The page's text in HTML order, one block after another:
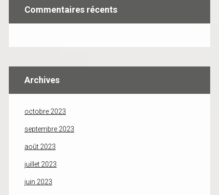
Commentaires récents
Archives
octobre 2023
septembre 2023
août 2023
juillet 2023
juin 2023